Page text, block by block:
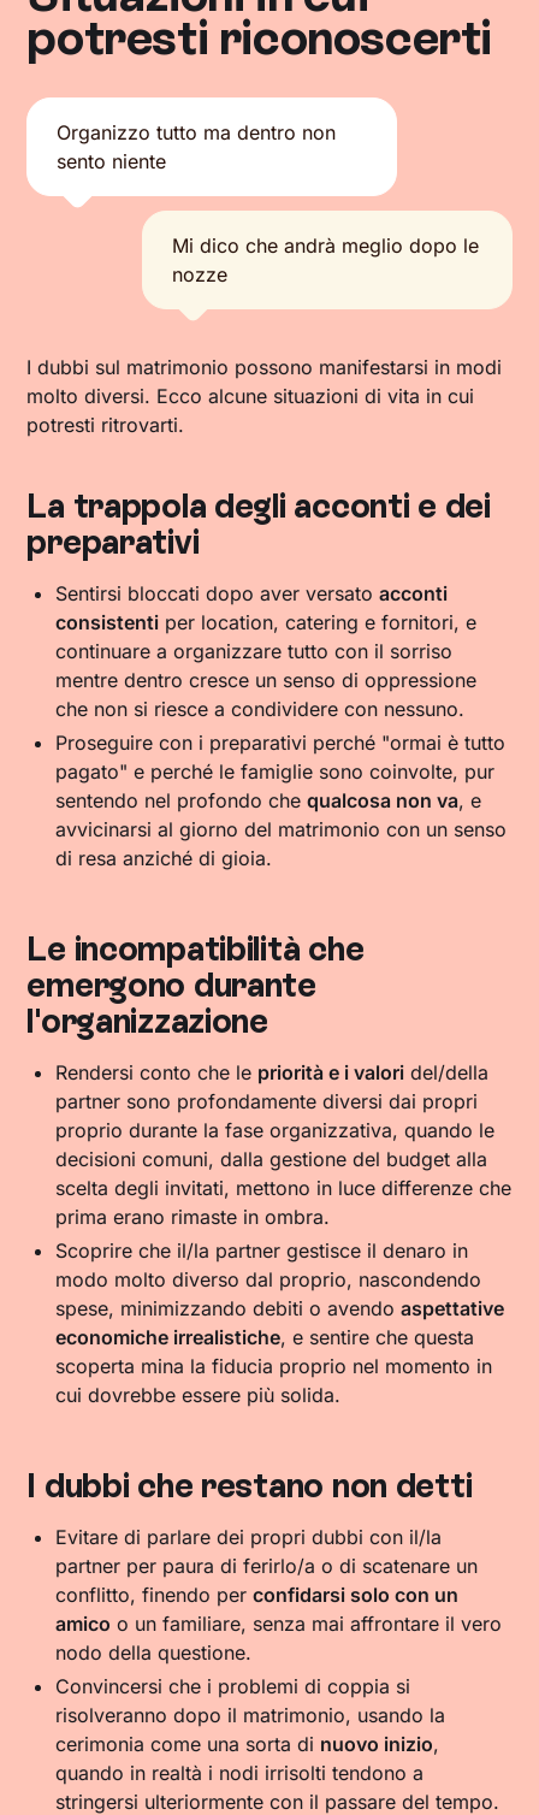
potresti riconoscerti
Organizzo tutto ma dentro non
sento niente
Mi dico che andrà meglio dopo le
nozze
I dubbi sul matrimonio possono manifestarsi in modi
molto diversi. Ecco alcune situazioni di vita in cui
potresti ritrovarti.
La trappola degli acconti e dei
preparativi
Sentirsi bloccati dopo aver versatoacconti
consistenti per location, catering e fornitori, e
continuare a organizzare tutto con il sorriso
mentre dentro cresce un senso di oppressione
che non si riesce a condividere con nessuno.
Proseguire con i preparativi perché "ormai è tutto
pagato" e perché le famiglie sono coinvolte, pur
sentendo nel profondo chequalcosa non va, e
avvicinarsi al giorno del matrimonio con un senso
di resa anziché di gioia.
Le incompatibilità che
emergono durante
l'organizzazione
Rendersi conto che le priorità e i valori del/della
partner sono profondamente diversi dai propri
proprio durante la fase organizzativa, quando le
decisioni comuni, dalla gestione del budget alla
scelta degli invitati, mettono in luce differenze che
prima erano rimaste in ombra.
Scoprire che il/la partner gestisce il denaro in
modo molto diverso dal proprio, nascondendo
spese, minimizzando debiti o avendoaspettative
economiche irrealistiche, e sentire che questa
scoperta mina la fiducia proprio nel momento in
cui dovrebbe essere più solida.
I dubbi che restano non detti
Evitare di parlare dei propri dubbi con il/la
partner per paura di ferirlo/a o di scatenare un
conflitto, finendo perconfidarsi solo con un
amico o un familiare, senza mai affrontare il vero
nodo della questione.
Convincersi che i problemi di coppia si
risolveranno dopo il matrimonio, usando la
cerimonia come una sorta di nuovo inizio,
quando in realtà i nodi irrisolti tendono a
stringersi ulteriormente con il passare del tempo.